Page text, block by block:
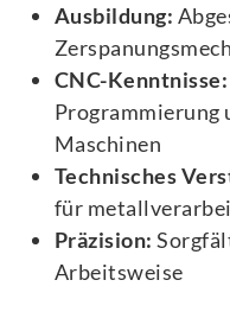
Ausbildung:
CNC-Kenntnisse:
Programmierung
Maschinen
Technisches
für
Präzision:
Arbeitsweise